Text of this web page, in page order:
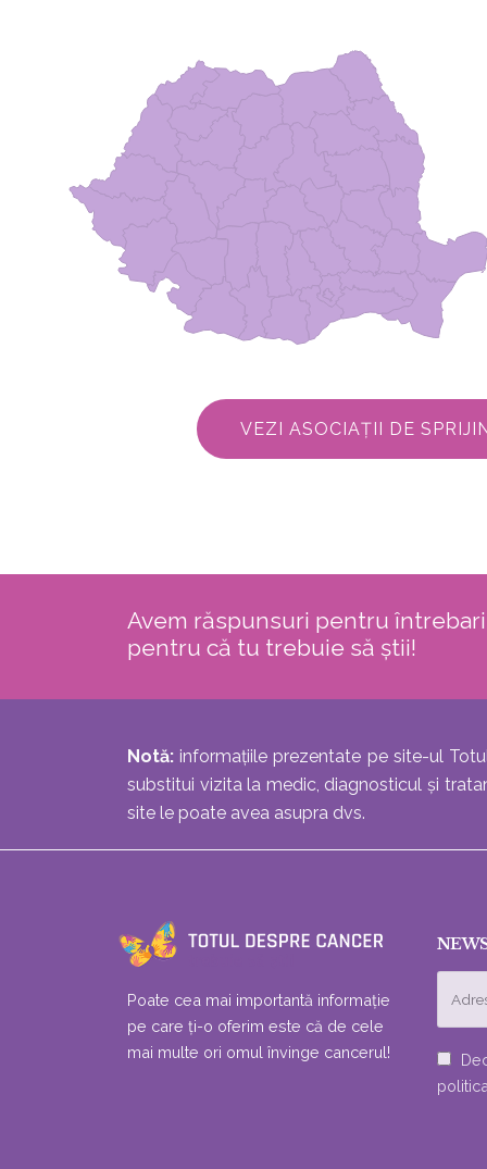
VEZI ASOCIAȚII DE
Avem răspunsuri pentru
pentru că tu trebuie să știi!
Notă: informațiile prezentate pe site-ul
substitui vizita la medic, diagnosticul și
site le poate avea asupra dvs.
Poate cea mai importantă informație
pe care ți-o oferim este că de cele
mai multe ori omul învinge cancerul!